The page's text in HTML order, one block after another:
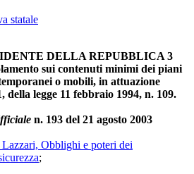
statale
DELLA REPUBBLICA 3
sui contenuti minimi dei piani
o mobili, in attuazione
della legge 11 febbraio 1994, n. 109.
n. 193 del 21 agosto 2003
Lazzari, Obblighi e poteri dei
;